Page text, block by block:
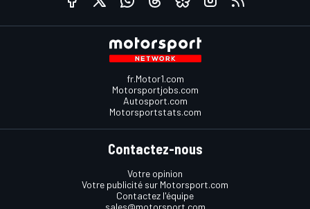
fr.Motor1.com
Motorsportjobs.com
Autosport.com
Motorsportstats.com
Contactez-nous
Votre opinion
Votre publicité sur Motorsport.com
Contactez l'équipe
sales@motorsport.com